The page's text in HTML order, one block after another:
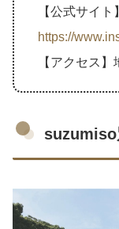
【公式サイト】
https://
【アクセス
suzumiso